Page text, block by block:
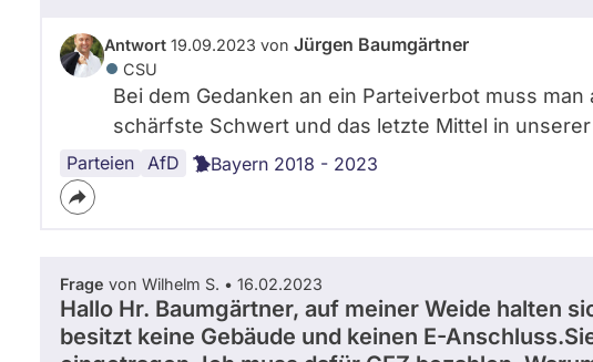
Antwort 19.09.2023 von Jürgen Baumgärtner
CSU
Bei dem Gedanken an ein Parteiverbot muss
schärfste Schwert und das letzte Mittel in
Parteien AfD Bayern 2018 - 2023
Frage von Wilhelm S. • 16.02.2023
Hallo Hr. Baumgärtner, auf meiner Weide halten
besitzt keine Gebäude und keinen E-